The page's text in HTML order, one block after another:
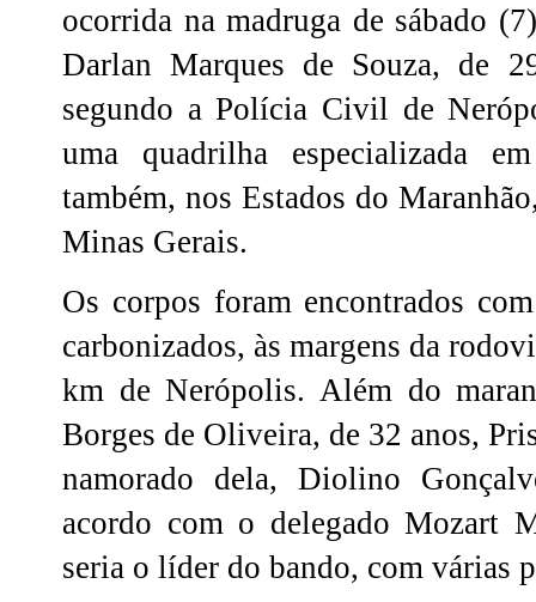
ocorrida na madruga de sábado
Darlan Marques de Souza, de
segundo a Polícia Civil de
uma quadrilha especializada
também, nos Estados do
Minas Gerais.
Os corpos foram encontrados
carbonizados, às margens da
km de Nerópolis. Além do
Borges de Oliveira, de 32 anos,
namorado dela, Diolino
acordo com o delegado Mozart
seria o líder do bando, com várias